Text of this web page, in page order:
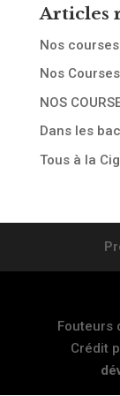
Articles
Nos
Nos
NOS
Dans les
Tous à la
Fouteurs
Crédit